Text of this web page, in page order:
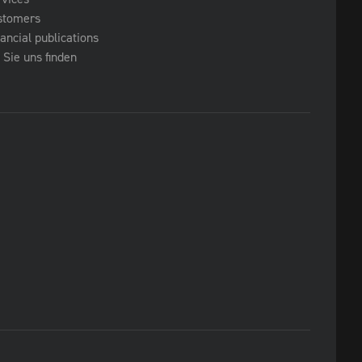
publications
Sie uns finden